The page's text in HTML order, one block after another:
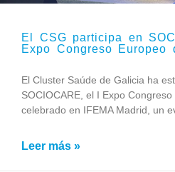
El CSG participa en
Expo Congreso Europeo
El Cluster Saúde de Galicia ha
SOCIOCARE, el I Expo
celebrado en IFEMA Madrid, un
Leer más »